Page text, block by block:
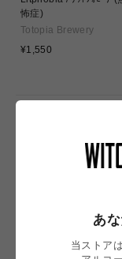
怖症)
Totopia Brewery
通
¥1,550
あ
当ストア